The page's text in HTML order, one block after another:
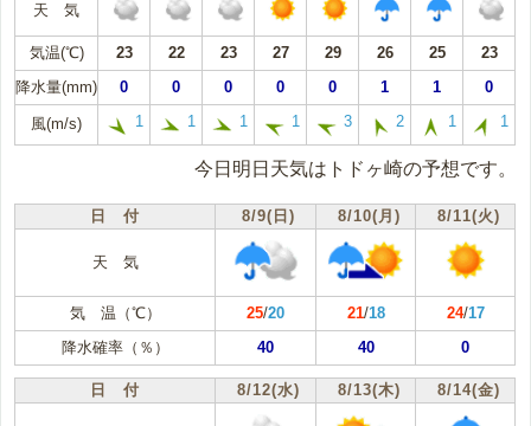
天 気
気温(℃) 23 22 23 27 29 26 25
23
降水量(mm)
0 0 0 0 0 1 1 0
風(m/s) 1 1 1 1 3 2 1 1
今日明日天気はトドヶ崎の予想です。
日 付 8/9(日) 8/10(月) 8/11(火)
天 気
気 温（℃） 25/20 21/18 24/17
降水確率（％）
40 40 0
日 付 8/12(水) 8/13(木) 8/14(金)